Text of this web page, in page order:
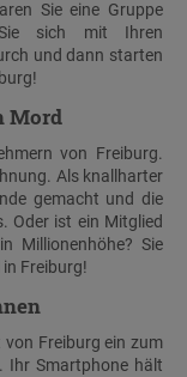
Sie eine Gruppe
sich mit Ihren
und dann starten
Mord
von Freiburg.
Als knallharter
gemacht und die
Oder ist ein Mitglied
Millionenhöhe? Sie
Freiburg!
Freiburg ein zum
. Ihr Smartphone hält